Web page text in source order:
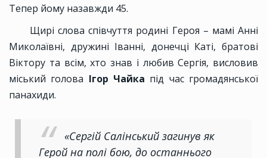
Тепер йому назавжди 45.
Щирі слова співчуття родині Героя – мамі Анні
Миколаївні, дружині Іванні, донечці Каті, братові
Віктору та всім, хто знав і любив Сергія, висловив
міський голова Ігор Чайка під час громадянської
панахиди.
«Сергій Салінський загинув як
Герой на полі бою, до останнього